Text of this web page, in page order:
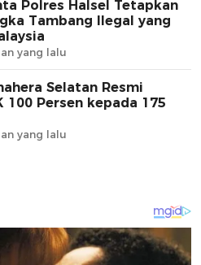
Polres Halsel Tetapkan
Tambang Ilegal yang
yang lalu
Selatan Resmi
100 Persen kepada 175
yang lalu